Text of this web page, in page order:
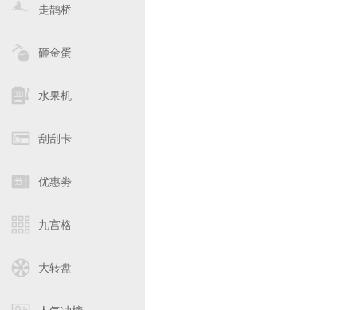
走鹊桥
砸金蛋
水果机
刮刮卡
优惠劵
九宫格
大转盘